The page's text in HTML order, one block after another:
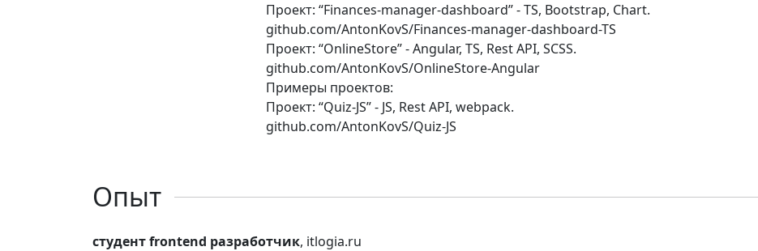
Проект: “Finances-manager-dashboard” - TS, Bootstrap, Chart.
github.com/AntonKovS/Finances-manager-dashboard-TS
Проект: “OnlineStore” - Angular, TS, Rest API, SCSS.
github.com/AntonKovS/OnlineStore-Angular
Примеры проектов:
Проект: “Quiz-JS” - JS, Rest API, webpack.
github.com/AntonKovS/Quiz-JS
Опыт
студент frontend разработчик, itlogia.ru